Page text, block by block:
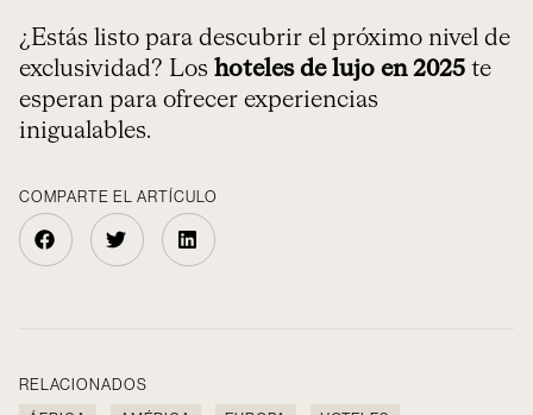
¿Estás listo para descubrir el próximo nivel de
exclusividad? Los hoteles de lujo en 2025 te
esperan para ofrecer experiencias
inigualables.
COMPARTE EL ARTÍCULO
RELACIONADOS